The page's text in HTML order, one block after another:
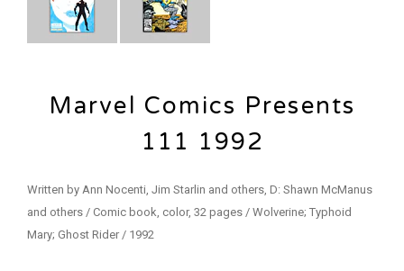
Marvel Comics Presents
111 1992
Written by Ann Nocenti, Jim Starlin and others, D: Shawn McManus
and others / Comic book, color, 32 pages / Wolverine; Typhoid
Mary; Ghost Rider / 1992